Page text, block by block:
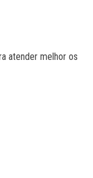
atender melhor os